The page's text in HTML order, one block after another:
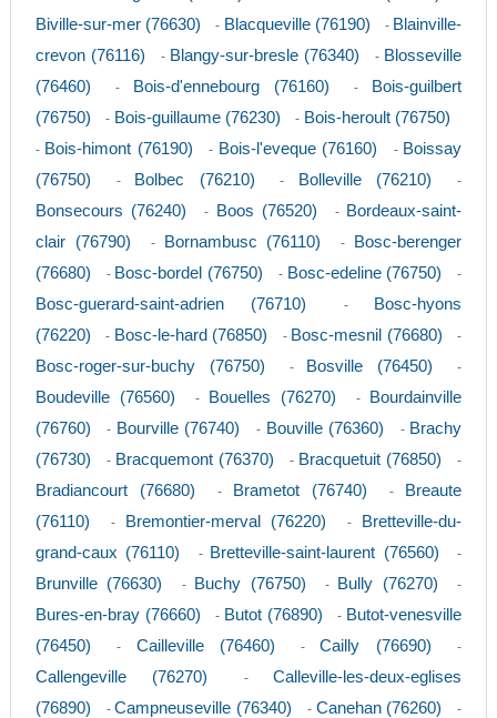
Biville-sur-mer (76630) - Blacqueville (76190) - Blainville-
crevon (76116)
- Blangy-sur-bresle (76340) - Blosseville
(76460)
- Bois-d'ennebourg (76160) -
Bois-guilbert
(76750)
- Bois-guillaume (76230) - Bois-heroult (76750)
- Bois-himont (76190) - Bois-l'eveque (76160) - Boissay
(76750)
- Bolbec (76210) - Bolleville (76210) -
Bonsecours (76240) - Boos (76520) - Bordeaux-saint-
clair (76790)
- Bornambusc (76110) -
Bosc-berenger
(76680)
- Bosc-bordel (76750) - Bosc-edeline (76750) -
Bosc-guerard-saint-adrien (76710) -
Bosc-hyons
(76220)
- Bosc-le-hard (76850) - Bosc-mesnil (76680) -
Bosc-roger-sur-buchy (76750) - Bosville (76450) -
Boudeville (76560) - Bouelles (76270) -
Bourdainville
(76760)
- Bourville (76740) - Bouville (76360) - Brachy
(76730)
- Bracquemont (76370) - Bracquetuit (76850) -
Bradiancourt (76680) - Brametot (76740) -
Breaute
(76110)
- Bremontier-merval (76220) -
Bretteville-du-
grand-caux (76110)
- Bretteville-saint-laurent (76560) -
Brunville (76630) - Buchy (76750) - Bully (76270) -
Bures-en-bray (76660) - Butot (76890) - Butot-venesville
(76450)
- Cailleville (76460) -Cailly (76690) -
Callengeville (76270) -Calleville-les-deux-eglises
(76890)
-Campneuseville (76340) - Canehan (76260) -